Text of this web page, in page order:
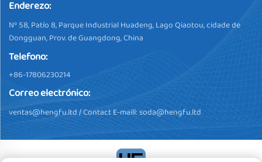
Enderezo:
Nº 58, Patío 8, Parque Industrial Huadeng, Lago Qiaotou, cidade de
Dongguan, Prov. de Guangdong, China
Telefono:
+86-17806230214
Correo electrónico:
ventas@hengfu.ltd/ Contact E-maill:soda@hengfu.ltd